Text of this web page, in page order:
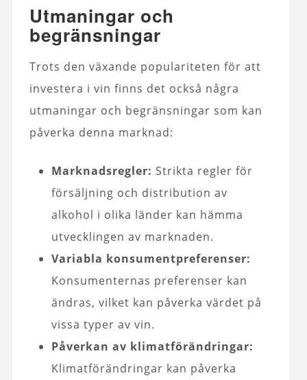
Utmaningar och
begränsningar
Trots den växande populariteten för att
investera i vin finns det också några
utmaningar och begränsningar som kan
påverka denna marknad:
Marknadsregler: Strikta regler för
försäljning och distribution av
alkohol i olika länder kan hämma
utvecklingen av marknaden.
Variabla konsumentpreferenser:
Konsumenternas preferenser kan
ändras, vilket kan påverka värdet på
vissa typer av vin.
Påverkan av klimatförändringar:
Klimatförändringar kan påverka